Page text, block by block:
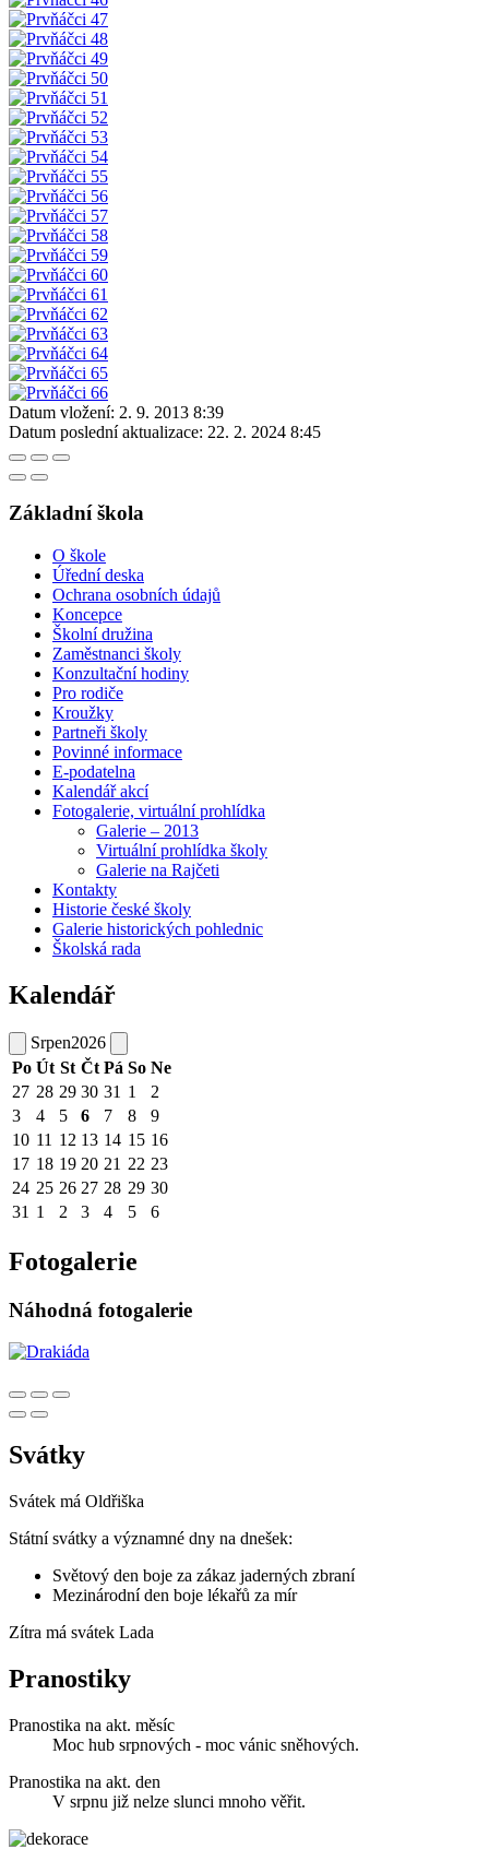
Datum vložení: 2. 9. 2013 8:39
Datum poslední aktualizace: 22. 2. 2024 8:45
Základní škola
O škole
Úřední deska
Ochrana osobních údajů
Koncepce
Školní družina
Zaměstnanci školy
Konzultační hodiny
Pro rodiče
Kroužky
Partneři školy
Povinné informace
E-podatelna
Kalendář akcí
Fotogalerie, virtuální prohlídka
Galerie – 2013
Virtuální prohlídka školy
Galerie na Rajčeti
Kontakty
Historie české školy
Galerie historických pohlednic
Školská rada
Kalendář
Srpen2026
Po Út St Čt Pá So Ne
27 28 29 30 31 1
2
3
4 5 6 7 8
9
10 11 12 13 14 15 16
17 18 19 20 21 22 23
24 25 26 27 28 29 30
31 1 2 3 4 5 6
Fotogalerie
Náhodná fotogalerie
Svátky
Svátek má Oldřiška
Státní svátky a významné dny na dnešek:
Světový den boje za zákaz jaderných zbraní
Mezinárodní den boje lékařů za mír
Zítra má svátek Lada
Pranostiky
Pranostika na akt. měsíc
Moc hub srpnových - moc vánic sněhových.
Pranostika na akt. den
V srpnu již nelze slunci mnoho věřit.